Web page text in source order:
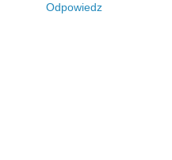
Odpowiedz